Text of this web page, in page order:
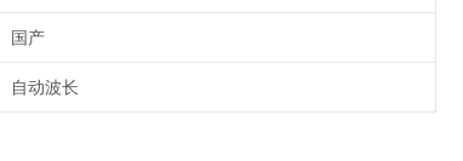
国产
自动波长